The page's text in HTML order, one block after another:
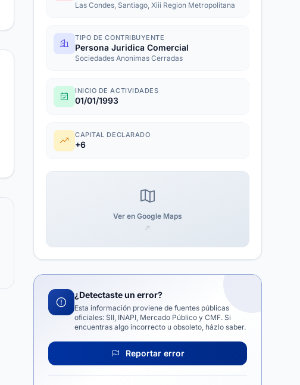
Las Condes, Santiago, Xiii Region Metropolitana
TIPO DE CONTRIBUYENTE
Persona Juridica Comercial
Sociedades Anonimas Cerradas
INICIO DE ACTIVIDADES
01/01/1993
CAPITAL DECLARADO
+6
Ver en Google Maps
¿Detectaste un error?
Esta información proviene de fuentes públicas
oficiales: SII, INAPI, Mercado Público y CMF. Si
encuentras algo incorrecto u obsoleto, házlo saber.
Reportar error